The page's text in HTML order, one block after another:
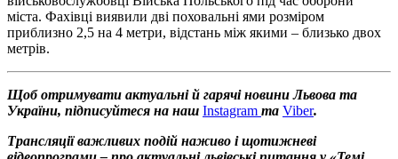
міста. Фахівці виявили дві поховальні ями розміром
приблизно 2,5 на 4 метри, відстань між якими ‒ близько двох
метрів.
Щоб отримувати актуальні й гарячі новини Львова та
України, підписуйтеся на наш Instagram та Viber.
Трансляції важливих подій наживо і щотижневі